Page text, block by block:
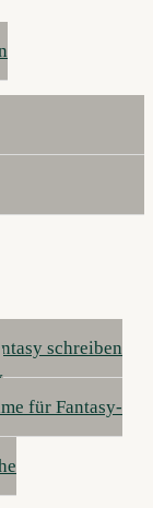
schreiben
für Fantasy-